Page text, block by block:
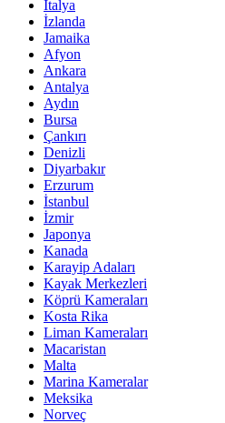
İtalya
İzlanda
Jamaika
Afyon
Ankara
Antalya
Aydın
Bursa
Çankırı
Denizli
Diyarbakır
Erzurum
İstanbul
İzmir
Japonya
Kanada
Karayip Adaları
Kayak Merkezleri
Köprü Kameraları
Kosta Rika
Liman Kameraları
Macaristan
Malta
Marina Kameralar
Meksika
Norveç